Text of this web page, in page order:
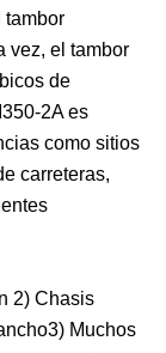
tambor
vez, el tambor
de
2A es
como sitios
carreteras,
2) Chasis
Muchos